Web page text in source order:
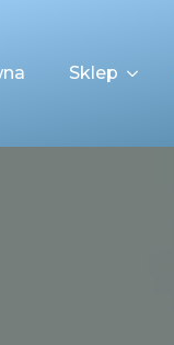
Sklep